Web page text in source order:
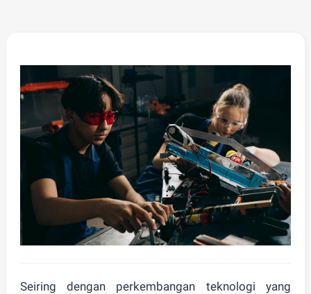
Seiring dengan perkembangan teknologi yang